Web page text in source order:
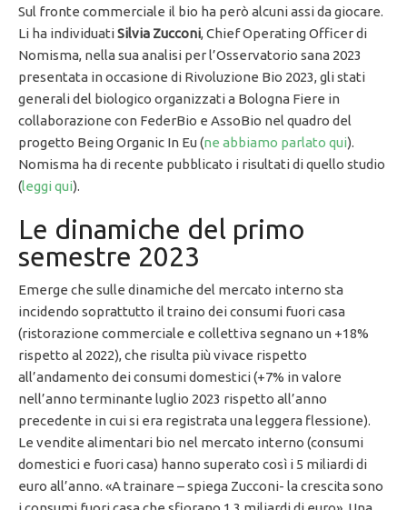
Sul fronte commerciale il bio ha però alcuni assi da giocare.
Li ha individuatiSilvia Zucconi, Chief Operating Officer di
Nomisma, nella sua analisi per l’Osservatorio sana 2023
presentata in occasione di Rivoluzione Bio 2023, gli stati
generali del biologico organizzati a Bologna Fiere in
collaborazione con FederBio e AssoBio nel quadro del
progetto Being Organic In Eu (ne abbiamo parlato qui).
Nomisma ha di recente pubblicato i risultati di quello studio
(leggi qui).
Le dinamiche del primo
semestre 2023
Emerge che sulle dinamiche del mercato interno sta
incidendo soprattutto il traino dei consumi fuori casa
(ristorazione commerciale e collettiva segnano un +18%
rispetto al 2022), che risulta più vivace rispetto
all’andamento dei consumi domestici (+7% in valore
nell’anno terminante luglio 2023 rispetto all’anno
precedente in cui si era registrata una leggera flessione).
Le vendite alimentari bio nel mercato interno (consumi
domestici e fuori casa) hanno superato così i 5 miliardi di
euro all’anno. «A trainare – spiega Zucconi- la crescita sono